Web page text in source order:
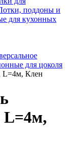
поддоны и
для кухонных
для цоколя
L=4м, Клен
L=4м,